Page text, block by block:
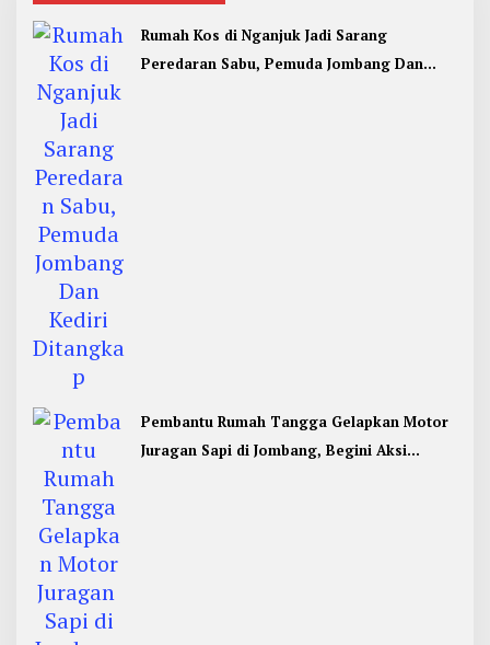
Rumah Kos di Nganjuk Jadi Sarang
Peredaran Sabu, Pemuda Jombang Dan
Pembantu Rumah Tangga Gelapkan Motor
Juragan Sapi di Jombang, Begini Aksi